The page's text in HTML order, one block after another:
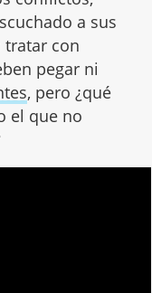
a sus
tratar con
pegar ni
, pero ¿qué
el que no